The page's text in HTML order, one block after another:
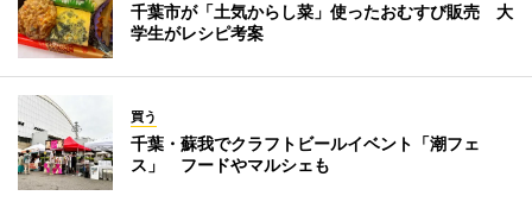
千葉市が「土気からし菜」使ったおむすび販売 大
学生がレシピ考案
買う
千葉・蘇我でクラフトビールイベント「潮フェ
ス」 フードやマルシェも